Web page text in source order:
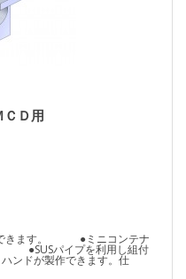
Ｄ用
できます。 ●ミニコンテナ
●SUSパイプを利用し組付
ドが製作できます。仕